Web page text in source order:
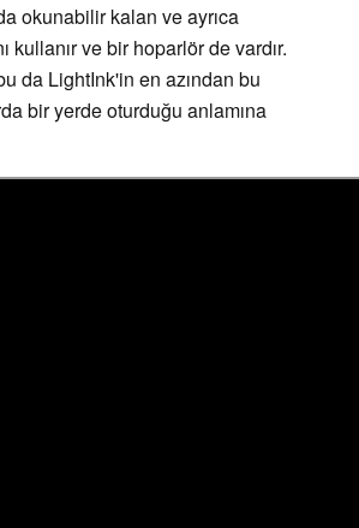
okunabilir kalan ve ayrıca
kullanır ve bir hoparlör de vardır.
da LightInk'in en azından bu
bir yerde oturduğu anlamına